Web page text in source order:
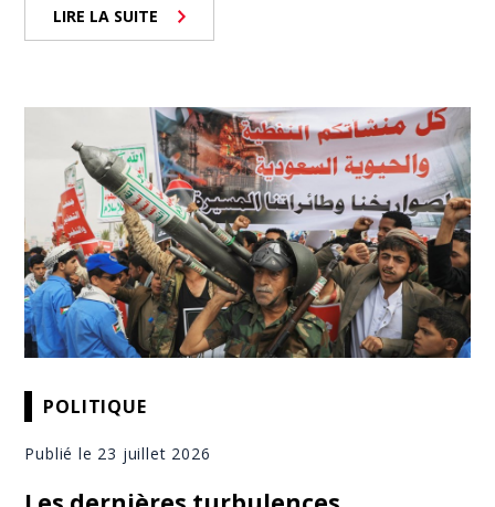
LIRE LA SUITE
POLITIQUE
Publié le 23 juillet 2026